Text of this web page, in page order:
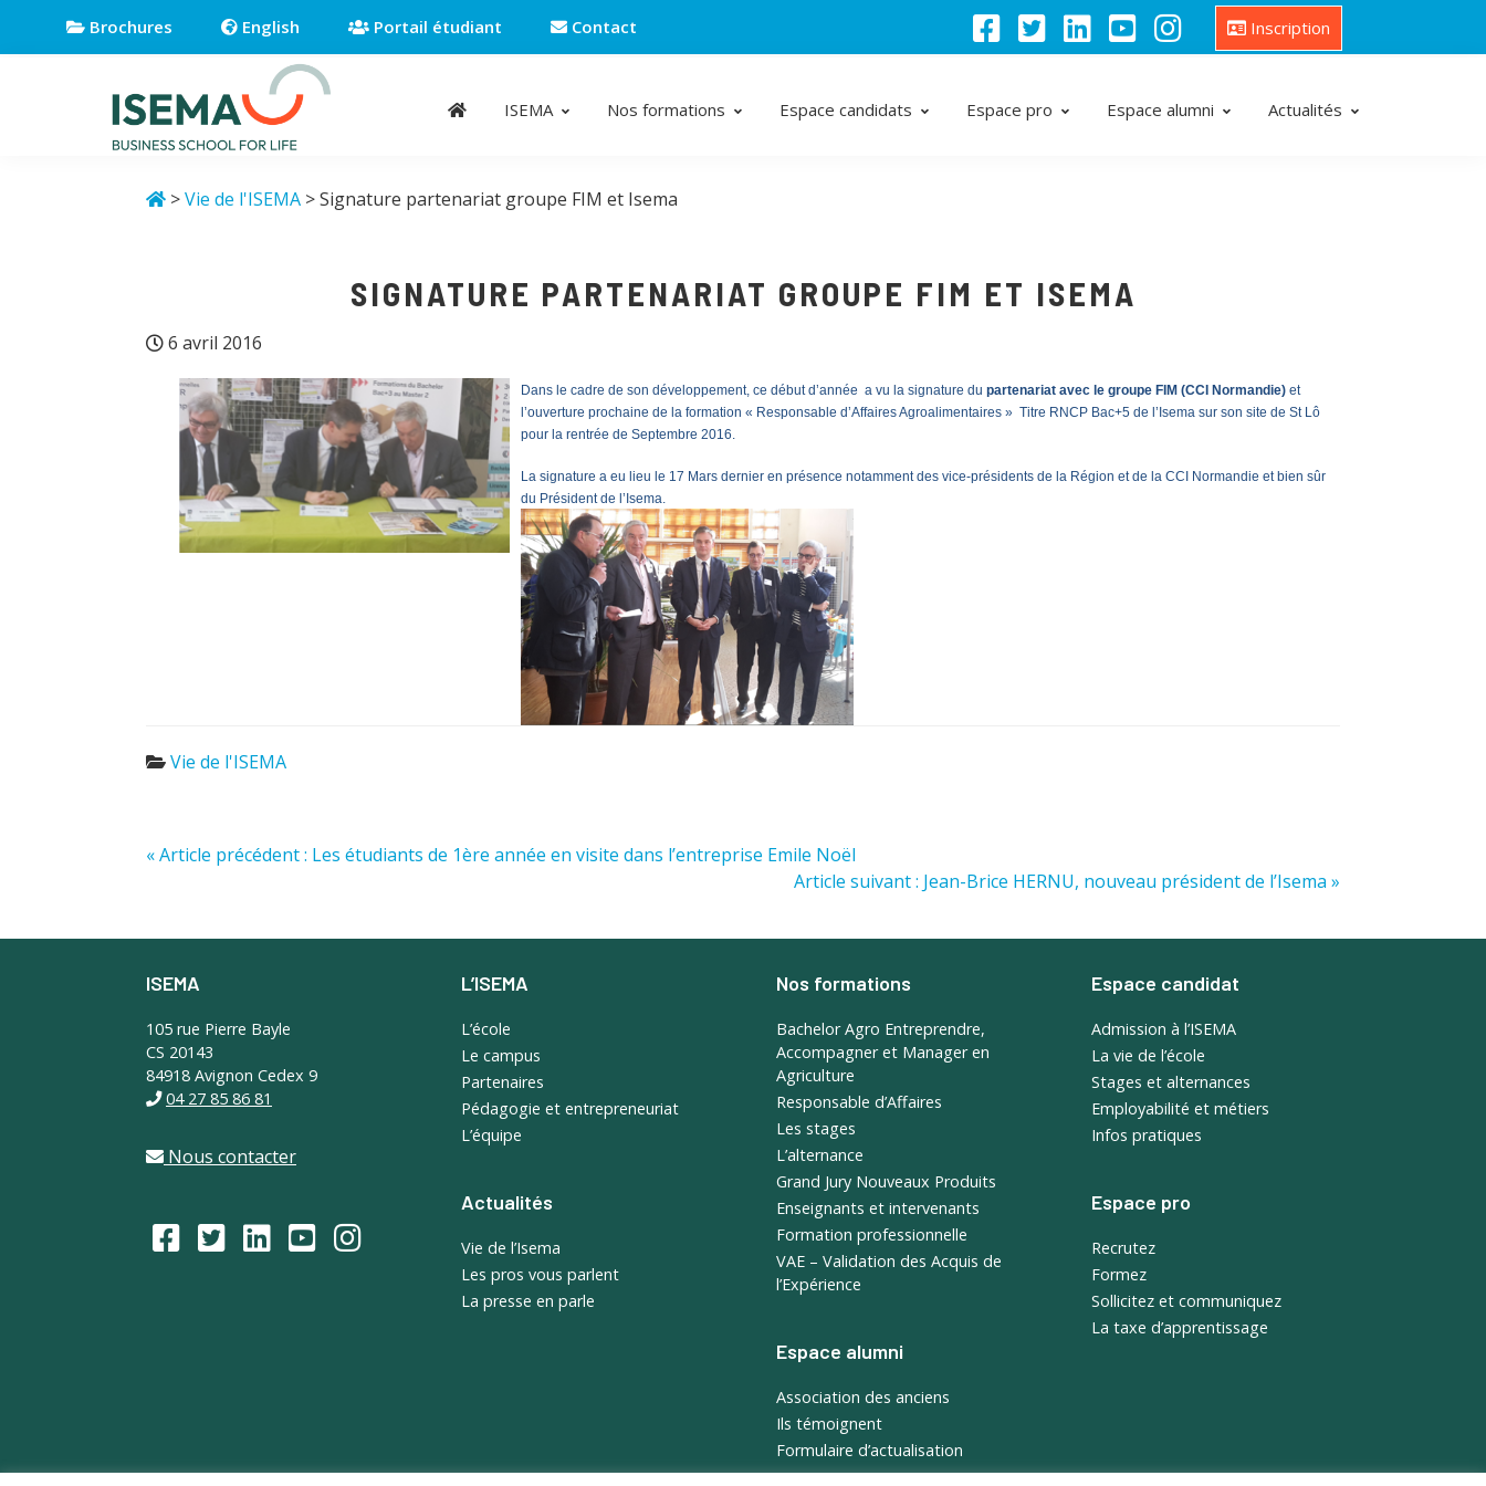
Brochures English Portail étudiant Contact Inscription
school
ISEMA Nos formations Espace candidats Espace pro Espace alumni Actualités
>Vie de l'ISEMA > Signature partenariat groupe FIM et Isema
SIGNATURE PARTENARIAT GROUPE FIM ET ISEMA
6 avril 2016
Dans le cadre de son développement, ce début d’année a vu la signature du partenariat avec le groupe FIM (CCI Normandie) et
l’ouverture prochaine de la formation « Responsable d’Affaires Agroalimentaires » Titre RNCP Bac+5 de l’Isema sur son site de St Lô
pour la rentrée de Septembre 2016.
La signature a eu lieu le 17 Mars dernier en présence notamment des vice-présidents de la Région et de la CCI Normandie et bien sûr
du Président de l’Isema.
Vie de l'ISEMA
« Article précédent : Les étudiants de 1ère année en visite dans l’entreprise Emile Noël
Article suivant : Jean-Brice HERNU, nouveau président de l’Isema »
ISEMA
105 rue Pierre Bayle
CS 20143
84918 Avignon Cedex 9
04 27 85 86 81
Nous contacter
L’ISEMA
L’école
Le campus
Partenaires
Pédagogie et entrepreneuriat
L’équipe
Actualités
Vie de l’Isema
Les pros vous parlent
La presse en parle
Nos formations
Bachelor Agro Entreprendre,
Accompagner et Manager en
Agriculture
Responsable d’Affaires
Les stages
L’alternance
Grand Jury Nouveaux Produits
Enseignants et intervenants
Formation professionnelle
VAE – Validation des Acquis de
l’Expérience
Espace alumni
Association des anciens
Ils témoignent
Formulaire d’actualisation
Espace candidat
Admission à l’ISEMA
La vie de l’école
Stages et alternances
Employabilité et métiers
Infos pratiques
Espace pro
Recrutez
Formez
Sollicitez et communiquez
La taxe d’apprentissage